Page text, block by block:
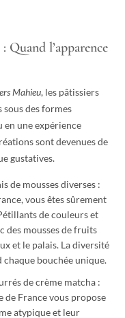
Quand l’apparence
Mahieu, les pâtissiers
sous des formes
en une expérience
sont devenues de
gustatives.
de mousses diverses :
vous êtes sûrement
de couleurs et
des mousses de fruits
et le palais. La diversité
chaque bouchée unique.
de crème matcha :
de France vous propose
atypique et leur